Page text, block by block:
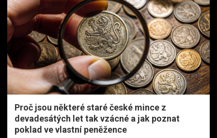
Proč jsou některé staré české mince z
devadesátých let tak vzácné a jak poznat
poklad ve vlastní peněžence